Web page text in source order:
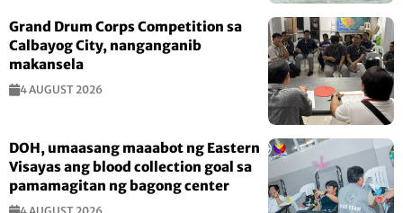
Grand Drum Corps Competition sa
Calbayog City, nanganganib
makansela
4 AUGUST 2026
DOH, umaasang maaabot ng Eastern
Visayas ang blood collection goal sa
pamamagitan ng bagong center